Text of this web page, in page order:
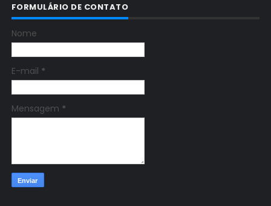
FORMULÁRIO DE CONTATO
Nome
E-mail *
Mensagem *